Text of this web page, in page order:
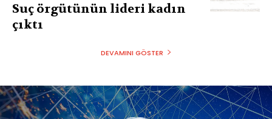
Suç örgütünün lideri kadın
çıktı
DEVAMINI GÖSTER